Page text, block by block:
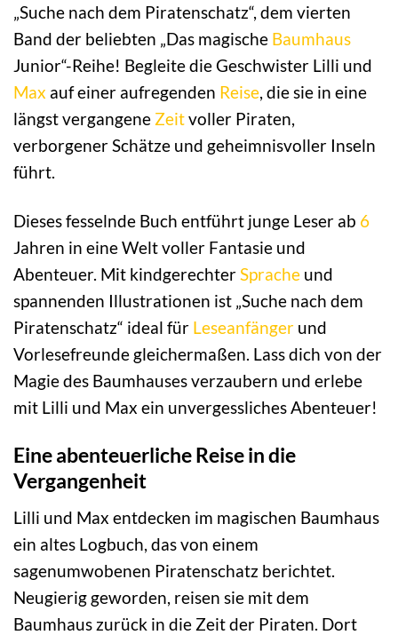
„Suche nach dem Piratenschatz“, dem vierten
Band der beliebten „Das magische Baumhaus
Junior“-Reihe! Begleite die Geschwister Lilli und
Max auf einer aufregenden Reise , die sie in eine
längst vergangene Zeitvoller Piraten,
verborgener Schätze und geheimnisvoller Inseln
führt.
Dieses fesselnde Buch entführt junge Leser ab 6
Jahren in eine Welt voller Fantasie und
Abenteuer. Mit kindgerechter Sprache und
spannenden Illustrationen ist „Suche nach dem
Piratenschatz“ ideal für Leseanfänger und
Vorlesefreunde gleichermaßen. Lass dich von der
Magie des Baumhauses verzaubern und erlebe
mit Lilli und Max ein unvergessliches Abenteuer!
Eine abenteuerliche Reise in die
Vergangenheit
Lilli und Max entdecken im magischen Baumhaus
ein altes Logbuch, das von einem
sagenumwobenen Piratenschatz berichtet.
Neugierig geworden, reisen sie mit dem
Baumhaus zurück in die Zeit der Piraten. Dort